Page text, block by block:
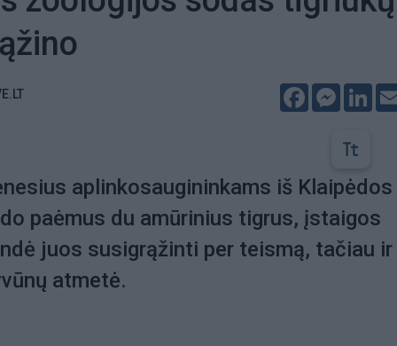
Facebook
aplinkosaugininkams iš Klaipėdos
paėmus du amūrinius tigrus, įstaigos
juos susigrąžinti per teismą, tačiau
atmetė.